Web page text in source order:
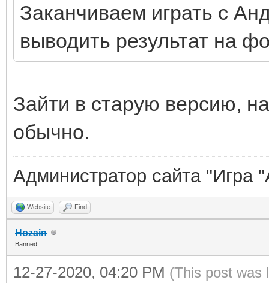
Заканчиваем играть с
выводить результат на
Зайти в старую версию,
обычно.
Администратор сайта "Игра
Website Find
Hozain
Banned
12-27-2020, 04:20 PM (This post was